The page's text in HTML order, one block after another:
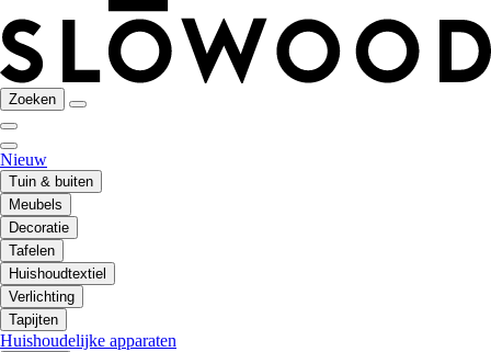
Zoeken
Nieuw
Tuin & buiten
Meubels
Decoratie
Tafelen
Huishoudtextiel
Verlichting
Tapijten
Huishoudelijke apparaten